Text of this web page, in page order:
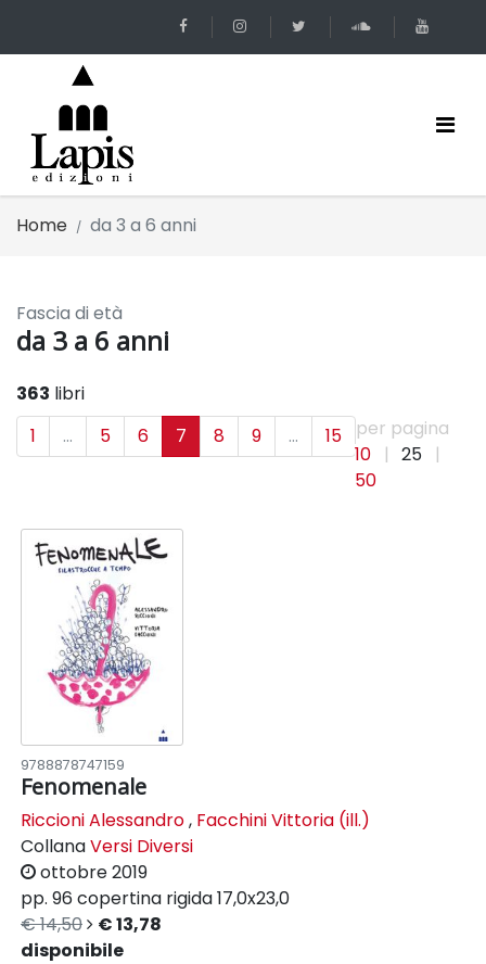
Home da 3 a 6 anni
Fascia di età
da 3 a 6 anni
363 libri
1
... 5 6 7 8 9 ... 15
per pagina
10
| 25
|
50
9788878747159
Fenomenale
Riccioni Alessandro, Facchini Vittoria (ill.)
CollanaVersi Diversi
ottobre 2019
pp. 96 copertina rigida17,0x23,0
€ 14,50
€ 13,78
disponibile